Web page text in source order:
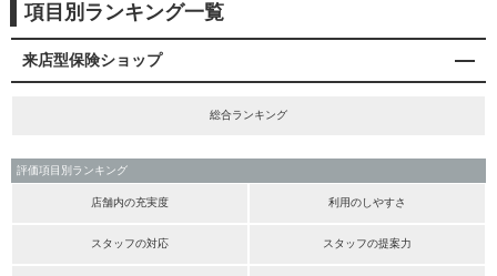
項目別ランキング一覧
来店型保険ショップ
総合ランキング
評価項目別ランキング
店舗内の充実度 利用のしやすさ
スタッフの対応 スタッフの提案力